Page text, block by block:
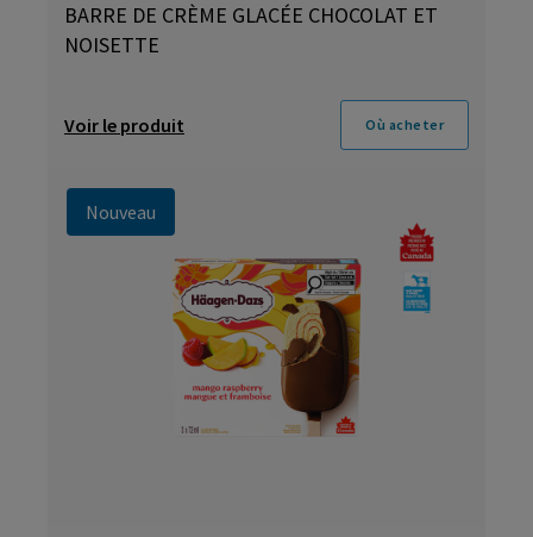
BARRE DE CRÈME GLACÉE CHOCOLAT ET
NOISETTE
Voir le produit Où acheter
Nouveau